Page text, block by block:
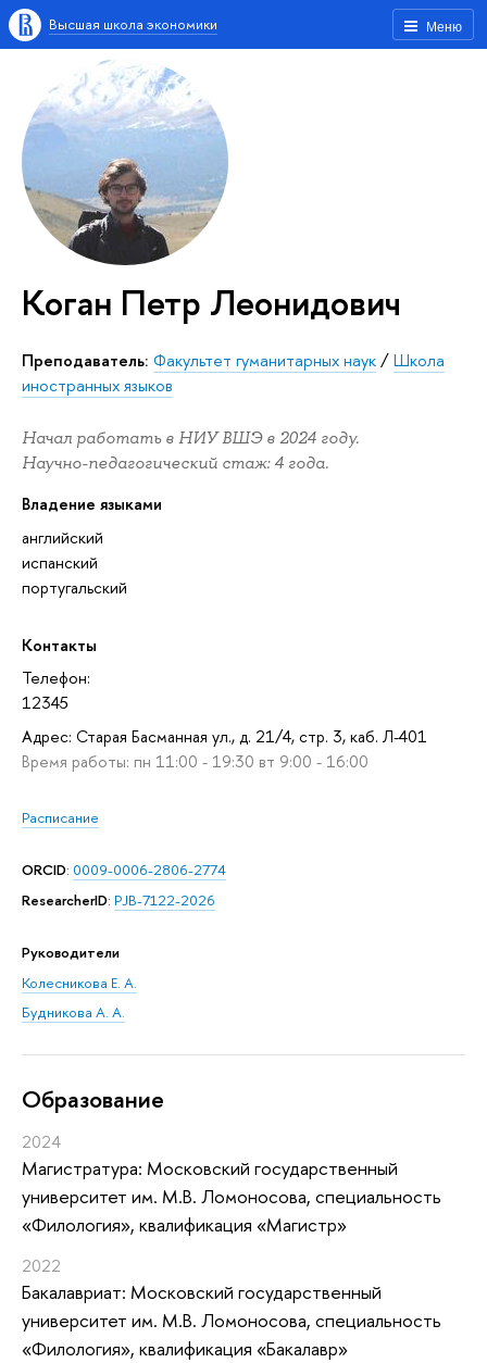
Меню
Высшая школа экономики
Коган Петр Леонидович
Преподаватель: Факультет гуманитарных наук/Школа
иностранных языков
Начал работать в НИУ ВШЭ в 2024 году.
Научно-педагогический стаж: 4 года.
Владение языками
английский
испанский
португальский
Контакты
Телефон:
12345
Адрес: Старая Басманная ул., д. 21/4, стр. 3, каб. Л-401
Время работы: пн 11:00 - 19:30 вт 9:00 - 16:00
Расписание
ORCID: 0009-0006-2806-2774
ResearcherID: PJB-7122-2026
Руководители
Колесникова Е. А.
Будникова А. А.
Oбразование
2024
Магистратура: Московский государственный
университет им. М.В. Ломоносова, специальность
«Филология», квалификация «Магистр»
2022
Бакалавриат: Московский государственный
университет им. М.В. Ломоносова, специальность
«Филология», квалификация «Бакалавр»